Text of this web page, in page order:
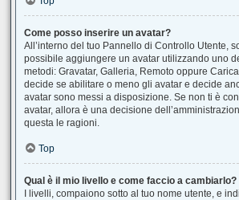
Come posso inserire un avatar?
All’interno del tuo Pannello di Controllo Utente,
possibile aggiungere un avatar utilizzando uno
metodi: Gravatar, Galleria, Remoto oppure
decide se abilitare o meno gli avatar e decide
avatar sono messi a disposizione. Se non ti è
avatar, allora è una decisione
questa le ragioni.
Top
Qual è il mio livello e come faccio a cambiarlo?
I livelli, compaiono sotto al tuo nome utente, e